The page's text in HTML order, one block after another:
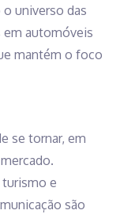
universo das
em automóveis
mantém o foco
se tornar, em
e
são